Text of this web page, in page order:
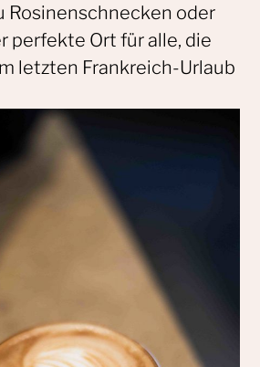
Rosinenschnecken oder
perfekte Ort für alle, die
letzten Frankreich-Urlaub